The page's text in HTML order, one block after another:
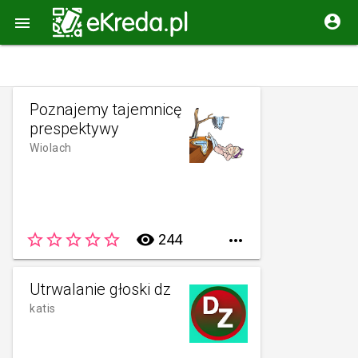


Poznajemy tajemnicę
prespektywy
Wiolach
star_borderstar_borderstar_borderstar_borderstar_border remove_red_eye 244 
Utrwalanie głoski dz
katis